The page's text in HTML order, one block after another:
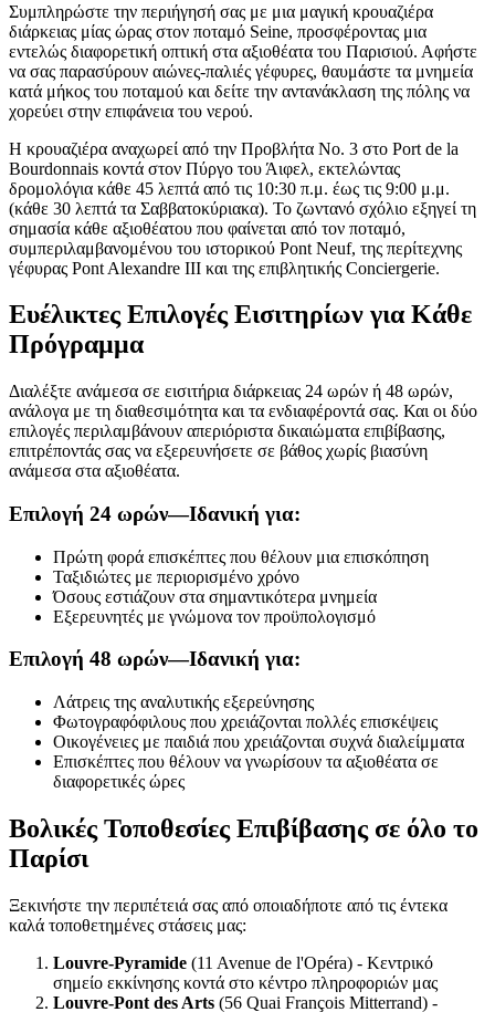
Συμπληρώστε την περιήγησή σας με μια μαγική κρουαζιέρα
διάρκειας μίας ώρας στον ποταμό Seine, προσφέροντας μια
εντελώς διαφορετική οπτική στα αξιοθέατα του Παρισιού. Αφήστε
να σας παρασύρουν αιώνες-παλιές γέφυρες, θαυμάστε τα μνημεία
κατά μήκος του ποταμού και δείτε την αντανάκλαση της πόλης να
χορεύει στην επιφάνεια του νερού.
Η κρουαζιέρα αναχωρεί από την Προβλήτα Νο. 3 στο Port de la
Bourdonnais κοντά στον Πύργο του Άιφελ, εκτελώντας
δρομολόγια κάθε 45 λεπτά από τις 10:30 π.μ. έως τις 9:00 μ.μ.
(κάθε 30 λεπτά τα Σαββατοκύριακα). Το ζωντανό σχόλιο εξηγεί τη
σημασία κάθε αξιοθέατου που φαίνεται από τον ποταμό,
συμπεριλαμβανομένου του ιστορικού Pont Neuf, της περίτεχνης
γέφυρας Pont Alexandre III και της επιβλητικής Conciergerie.
Ευέλικτες Επιλογές Εισιτηρίων για Κάθε
Πρόγραμμα
Διαλέξτε ανάμεσα σε εισιτήρια διάρκειας 24 ωρών ή 48 ωρών,
ανάλογα με τη διαθεσιμότητα και τα ενδιαφέροντά σας. Και οι δύο
επιλογές περιλαμβάνουν απεριόριστα δικαιώματα επιβίβασης,
επιτρέποντάς σας να εξερευνήσετε σε βάθος χωρίς βιασύνη
ανάμεσα στα αξιοθέατα.
Επιλογή 24 ωρών—Ιδανική για:
Πρώτη φορά επισκέπτες που θέλουν μια επισκόπηση
Ταξιδιώτες με περιορισμένο χρόνο
Όσους εστιάζουν στα σημαντικότερα μνημεία
Εξερευνητές με γνώμονα τον προϋπολογισμό
Επιλογή 48 ωρών—Ιδανική για:
Λάτρεις της αναλυτικής εξερεύνησης
Φωτογραφόφιλους που χρειάζονται πολλές επισκέψεις
Οικογένειες με παιδιά που χρειάζονται συχνά διαλείμματα
Επισκέπτες που θέλουν να γνωρίσουν τα αξιοθέατα σε
διαφορετικές ώρες
Βολικές Τοποθεσίες Επιβίβασης σε όλο το
Παρίσι
Ξεκινήστε την περιπέτειά σας από οποιαδήποτε από τις έντεκα
καλά τοποθετημένες στάσεις μας:
Louvre-Pyramide (11 Avenue de l'Opéra) - Κεντρικό
σημείο εκκίνησης κοντά στο κέντρο πληροφοριών μας
Louvre-Pont des Arts (56 Quai François Mitterrand) -